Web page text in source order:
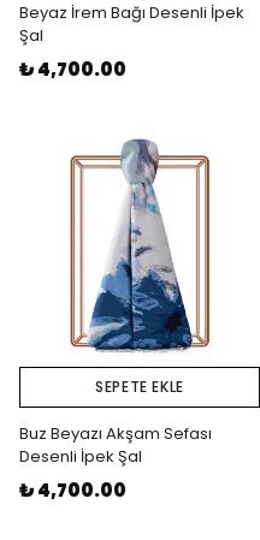
Beyaz İrem Bağı Desenli İpek
Şal
₺ 4,700.00
SEPETE EKLE
Buz Beyazı Akşam Sefası
Desenli İpek Şal
₺ 4,700.00